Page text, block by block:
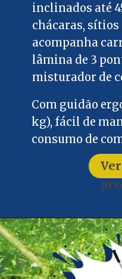
inclinados até
chácaras, sítios
acompanha
lâmina de 3
misturador de
Ver
Com guidão
kg), fácil de
consumo de